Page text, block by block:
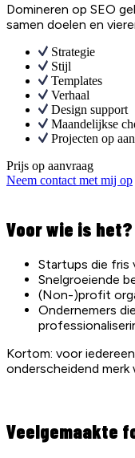
Domineren op SEO
samen doelen en
Strategie
Stijl
Templates
Verhaal
Design support
Maandelijkse
Projecten op
Prijs op aanvraag
Neem contact met mij op
Voor wie is het?
Startups die fris
Snelgroeiende
(Non-)profit
Ondernemers
Kortom: voor
onderscheidend merk
Veelgemaakte